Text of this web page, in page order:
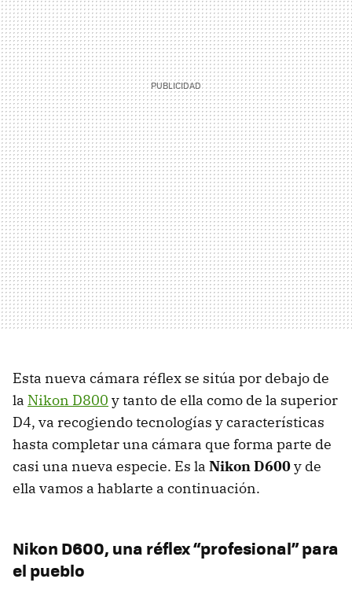
Esta nueva cámara réflex se sitúa por debajo de
la Nikon D800 y tanto de ella como de la superior
D4, va recogiendo tecnologías y características
hasta completar una cámara que forma parte de
casi una nueva especie. Es la Nikon D600y de
ella vamos a hablarte a continuación.
Nikon D600, una réflex “profesional” para
el pueblo